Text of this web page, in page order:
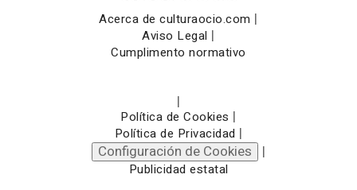
Acerca de culturaocio.com |
Aviso Legal |
Cumplimento normativo
|
Política de Cookies |
Política de Privacidad |
Configuración de Cookies |
Publicidad estatal